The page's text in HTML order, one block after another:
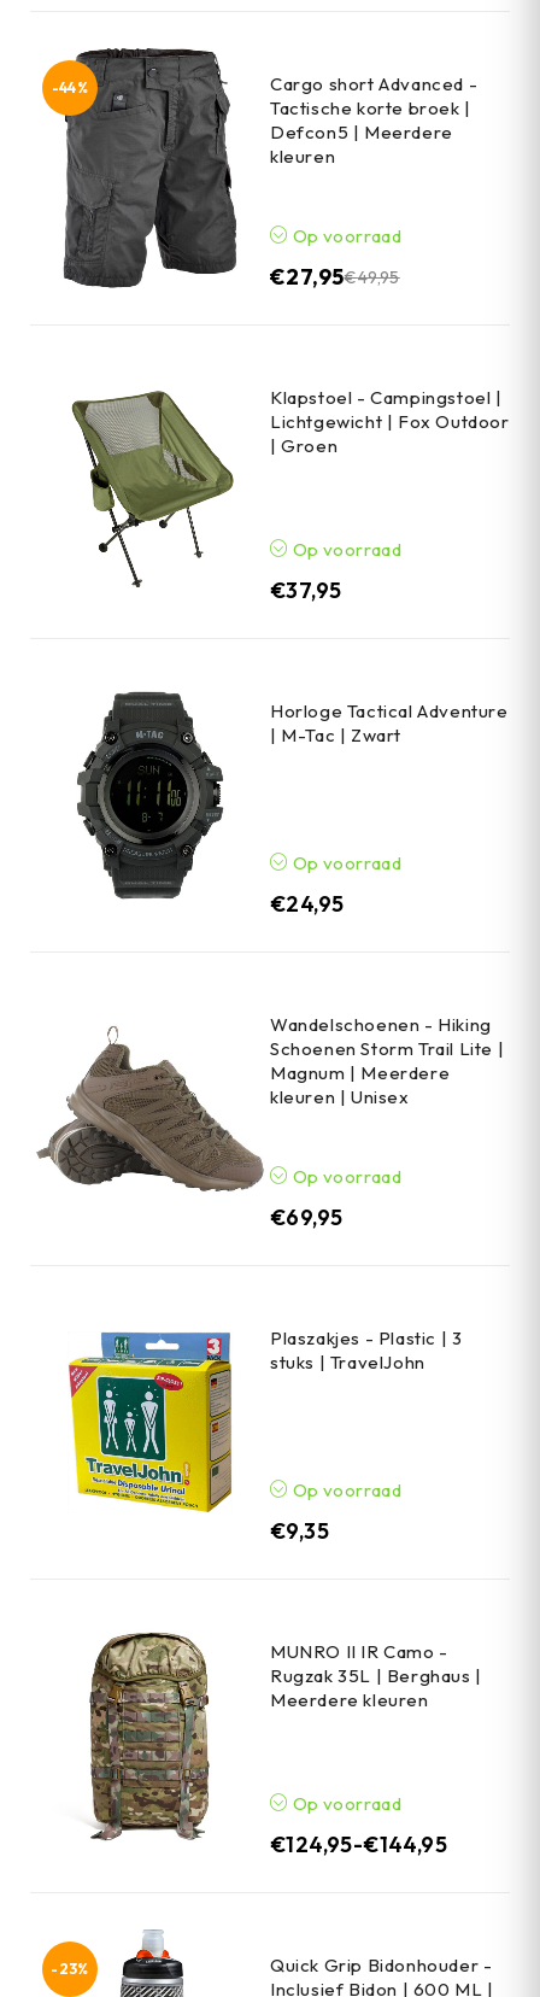
-44%
Cargo short Advanced -
Tactische korte broek |
Defcon5 | Meerdere
kleuren
Op voorraad
€49,95
€27,95
Klapstoel - Campingstoel |
Lichtgewicht | Fox Outdoor
| Groen
Op voorraad
€37,95
Horloge Tactical Adventure
| M-Tac | Zwart
Op voorraad
€24,95
Wandelschoenen - Hiking
Schoenen Storm Trail Lite |
Magnum | Meerdere
kleuren | Unisex
Op voorraad
€69,95
Plaszakjes - Plastic | 3
stuks | TravelJohn
Op voorraad
€9,35
MUNRO II IR Camo -
Rugzak 35L | Berghaus |
Meerdere kleuren
Op voorraad
€124,95-€144,95
-23%
Quick Grip Bidonhouder -
Inclusief Bidon | 600 ML |